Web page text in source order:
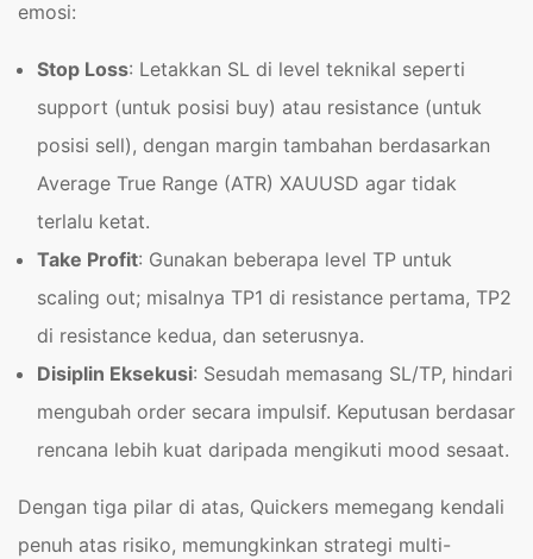
emosi:
Stop Loss: Letakkan SL di level teknikal seperti
support (untuk posisi buy) atau resistance (untuk
posisi sell), dengan margin tambahan berdasarkan
Average True Range (ATR) XAUUSD agar tidak
terlalu ketat.
Take Profit: Gunakan beberapa level TP untuk
scaling out; misalnya TP1 di resistance pertama, TP2
di resistance kedua, dan seterusnya.
Disiplin Eksekusi: Sesudah memasang SL/TP, hindari
mengubah order secara impulsif. Keputusan berdasar
rencana lebih kuat daripada mengikuti mood sesaat.
Dengan tiga pilar di atas, Quickers memegang kendali
penuh atas risiko, memungkinkan strategi multi-